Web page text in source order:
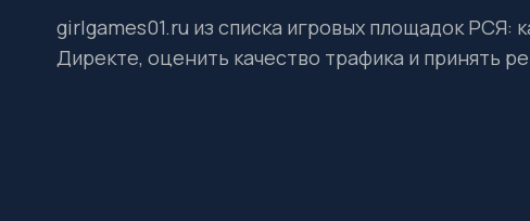
girlgames01.ru из списка игровых площадок РСЯ:
Директе, оценить качество трафика и принять